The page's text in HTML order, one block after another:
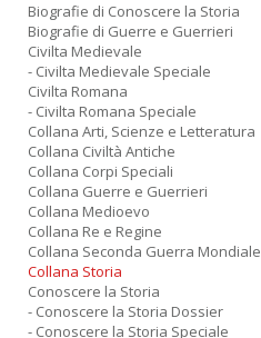
Biografie di Conoscere la Storia
Biografie di Guerre e Guerrieri
Civilta Medievale
- Civilta Medievale Speciale
Civilta Romana
- Civilta Romana Speciale
Collana Arti, Scienze e Letteratura
Collana Civiltà Antiche
Collana Corpi Speciali
Collana Guerre e Guerrieri
Collana Medioevo
Collana Re e Regine
Collana Seconda Guerra Mondiale
Collana Storia
Conoscere la Storia
- Conoscere la Storia Dossier
- Conoscere la Storia Speciale